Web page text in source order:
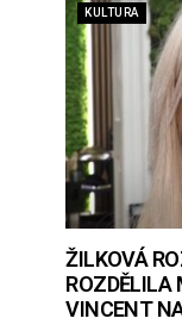
KULTURA
ŽILKOVÁ
ROZDĚLILA
VINCENT